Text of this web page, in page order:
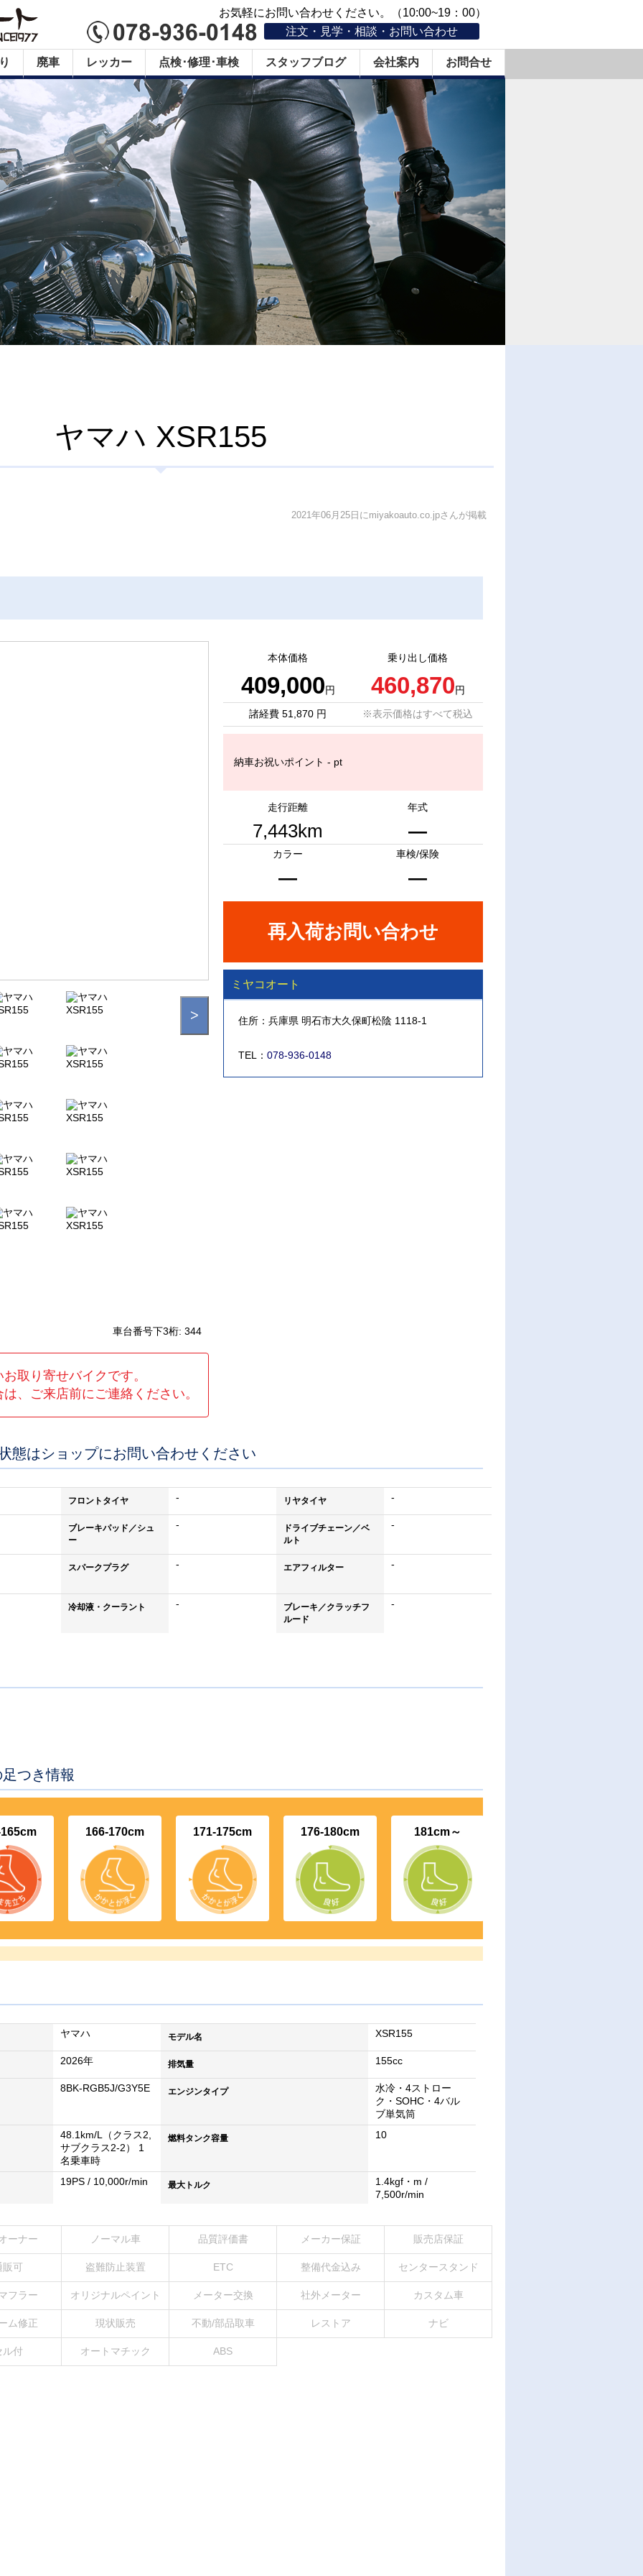
お気軽にお問い合わせください。（10:00~19：00）
注文・見学・相談・お問い合わせ
廃車 レッカー 点検･修理･車検 スタッフブログ 会社案内 お問合せ
ヤマハ XSR155
2021年06月25日にmiyakoauto.co.jpさんが掲載
>
車台番号下3桁: 344
お取り寄せバイク です。
、
ご来店前にご連絡ください。
本体価格 乗り出し価格
409,000円 460,870円
諸経費 51,870 円 ※表示価格はすべて税込
納車お祝いポイント - pt
走行距離 年式
7,443km ―
カラー 車検/保険
― ―
再入荷お問い合わせ
ミヤコオート
住所：兵庫県 明石市大久保町松陰 1118-1
TEL： 078-936-0148
態はショップにお問い合わせください
フロントタイヤ - リヤタイヤ -
ブレーキパッド／シュ
ー
-
ドライブチェーン／ベ
ルト
-
スパークプラグ - エアフィルター -
冷却液・クーラント -
ブレーキ／クラッチフ
ルード
-
つき情報
166-170cm 171-175cm 176-180cm 181cm～
ヤマハ モデル名 XSR155
2026年 排気量 155cc
8BK-RGB5J/G3Y5E エンジンタイプ
水冷・4ストロー
ク・SOHC・4バル
ブ単気筒
48.1km/L（クラス2,
サブクラス2-2） 1
名乗車時
燃料タンク容量 10
19PS / 10,000r/min 最大トルク
1.4kgf・m /
7,500r/min
ーナー ノーマル車 品質評価書 メーカー保証 販売店保証
販可 盗難防止装置 ETC 整備代金込み センタースタンド
フラー オリジナルペイント メーター交換 社外メーター カスタム車
ム修正 現状販売 不動/部品取車 レストア ナビ
ル付 オートマチック ABS